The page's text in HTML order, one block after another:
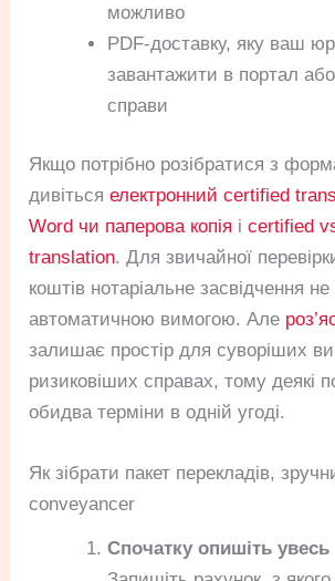
можливо
PDF-доставку, яку ваш
завантажити в портал
справи
Якщо потрібно розібратися з
дивітьсяелектронний certified
Word чи паперова копія іcertified
translation. Для звичайної
коштів нотаріальне засвідчення не
автоматичною вимогою. Але
залишає простір для суворіших
ризиковіших справах, тому деякі
обидва терміни в одній угоді.
Як зібрати пакет перекладів,
conveyancer
Спочатку опишіть